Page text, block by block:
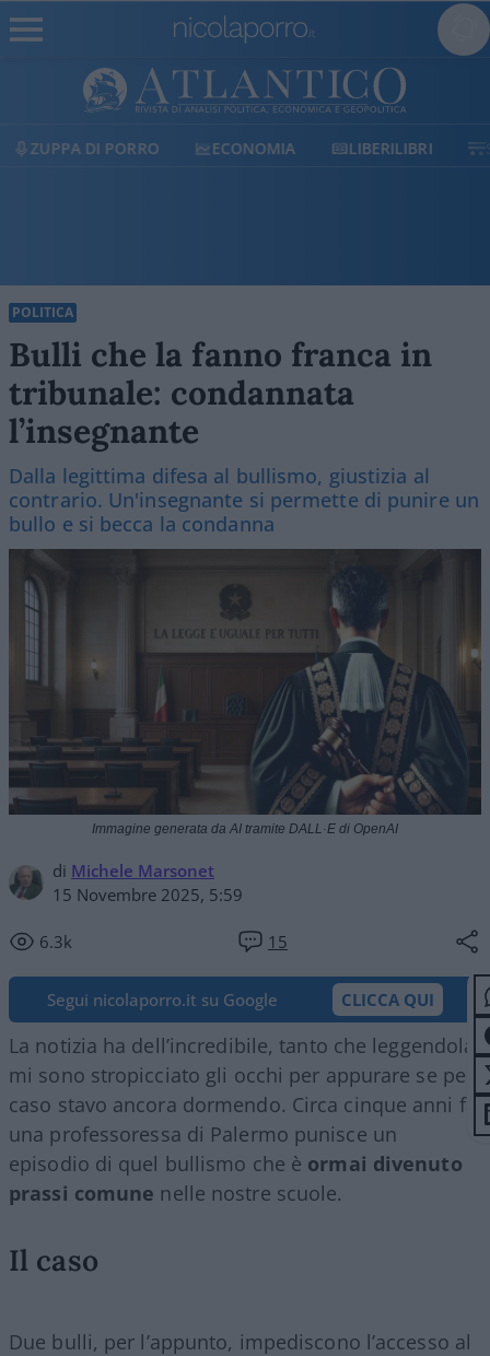
ECONOMIA LIBERILIBRI SHOP SOSTIENICI
POLITICA
Bulli che la fanno franca in
tribunale: condannata
l’insegnante
Dalla legittima difesa al bullismo, giustizia al
contrario. Un'insegnante si permette di punire un
bullo e si becca la condanna
di Michele Marsonet
15 Novembre 2025, 5:59
6.3k 15
Immagine generata da AI tramite DALL·E di OpenAI
Segui nicolaporro.it su Google CLICCA QUI
La notizia ha dell’incredibile, tanto che leggendola
mi sono stropicciato gli occhi per appurare se per
caso stavo ancora dormendo. Circa cinque anni fa
una professoressa di Palermo punisce un
episodio di quel bullismo che è ormai divenuto
prassi comune nelle nostre scuole.
Il caso
Due bulli, per l’appunto, impediscono l’accesso al